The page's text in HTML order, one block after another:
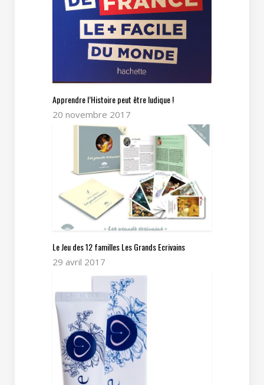
Apprendre l’Histoire peut être ludique !
20 novembre 2017
Le Jeu des 12 familles Les Grands Ecrivains
29 avril 2017